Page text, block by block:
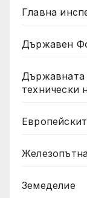
Главна
Държавен
Държавната
технически
Земеделие